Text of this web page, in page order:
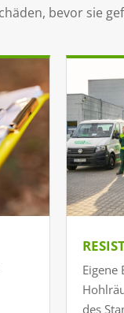
bevor sie
Eigene
des